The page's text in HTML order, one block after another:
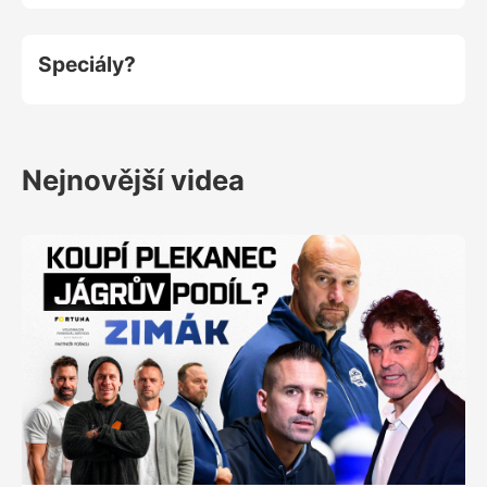
Speciály?
Nejnovější videa